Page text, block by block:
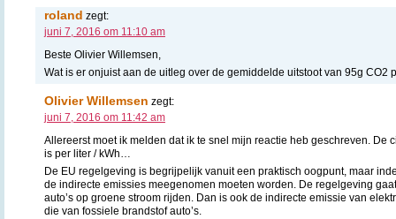
roland zegt:
juni 7, 2016 om 11:10 am
Beste Olivier Willemsen,
Wat is er onjuist aan de uitleg over de gemiddelde uitstoot van 95g CO2
Olivier Willemsen zegt:
juni 7, 2016 om 11:42 am
Allereerst moet ik melden dat ik te snel mijn reactie heb geschreven. De
is per liter / kWh…
De EU regelgeving is begrijpelijk vanuit een praktisch oogpunt, maar
de indirecte emissies meegenomen moeten worden. De regelgeving
auto’s op groene stroom rijden. Dan is ook de indirecte emissie van
die van fossiele brandstof auto’s.